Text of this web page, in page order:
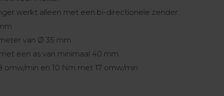
werkt alleen met een bi-directionele zender
van Ø 35 mm
een as van minimaal 40 mm
omw/min en 10 Nm met 17 omw/min